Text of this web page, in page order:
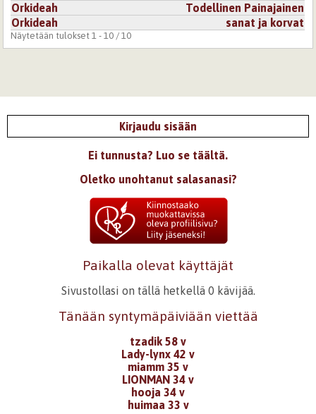
Orkideah
Todellinen Painajainen
Orkideah
sanat ja korvat
Näytetään tulokset 1 - 10 / 10
Kirjaudu sisään
Ei tunnusta? Luo se täältä.
Oletko unohtanut salasanasi?
Paikalla olevat käyttäjät
Sivustollasi on tällä hetkellä 0 kävijää.
Tänään syntymäpäiviään viettää
tzadik 58 v
Lady-lynx 42 v
miamm 35 v
LIONMAN 34 v
hooja 34 v
huimaa 33 v